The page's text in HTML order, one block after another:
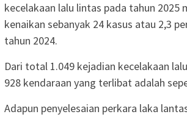
kecelakaan lalu lintas pada tahun 2025
kenaikan sebanyak 24 kasus atau 2,3
tahun 2024.
Dari total 1.049 kejadian kecelakaan
928 kendaraan yang terlibat adalah
Adapun penyelesaian perkara laka